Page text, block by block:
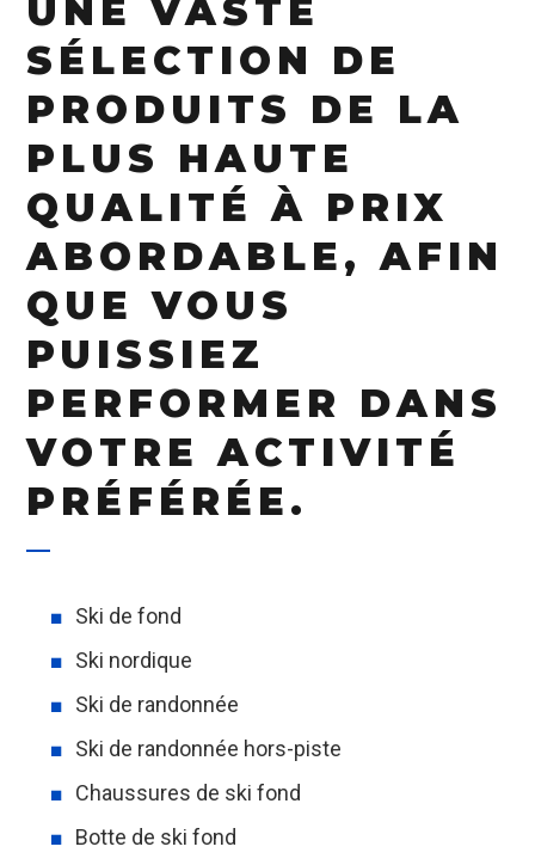
UNE VASTE
SÉLECTION DE
PRODUITS DE LA
PLUS HAUTE
QUALITÉ À PRIX
ABORDABLE, AFIN
QUE VOUS
PUISSIEZ
PERFORMER DANS
VOTRE ACTIVITÉ
PRÉFÉRÉE.
Ski de fond
Ski nordique
Ski de randonnée
Ski de randonnée hors-piste
Chaussures de ski fond
Botte de ski fond